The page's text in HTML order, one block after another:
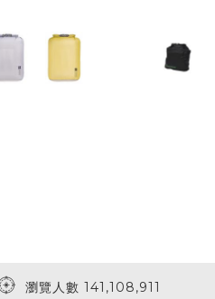
瀏覽人數 141,108,911